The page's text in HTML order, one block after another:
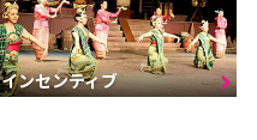
インセンティブ